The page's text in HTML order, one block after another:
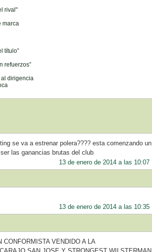
rival"
marca
título”
refuerzos”
dirigencia
se va a estrenar polera???? esta comenzando un
las ganancias brutas del club
13 de enero de 2014 a las 10:07
13 de enero de 2014 a las 10:35
CONFORMISTA VENDIDO A LA